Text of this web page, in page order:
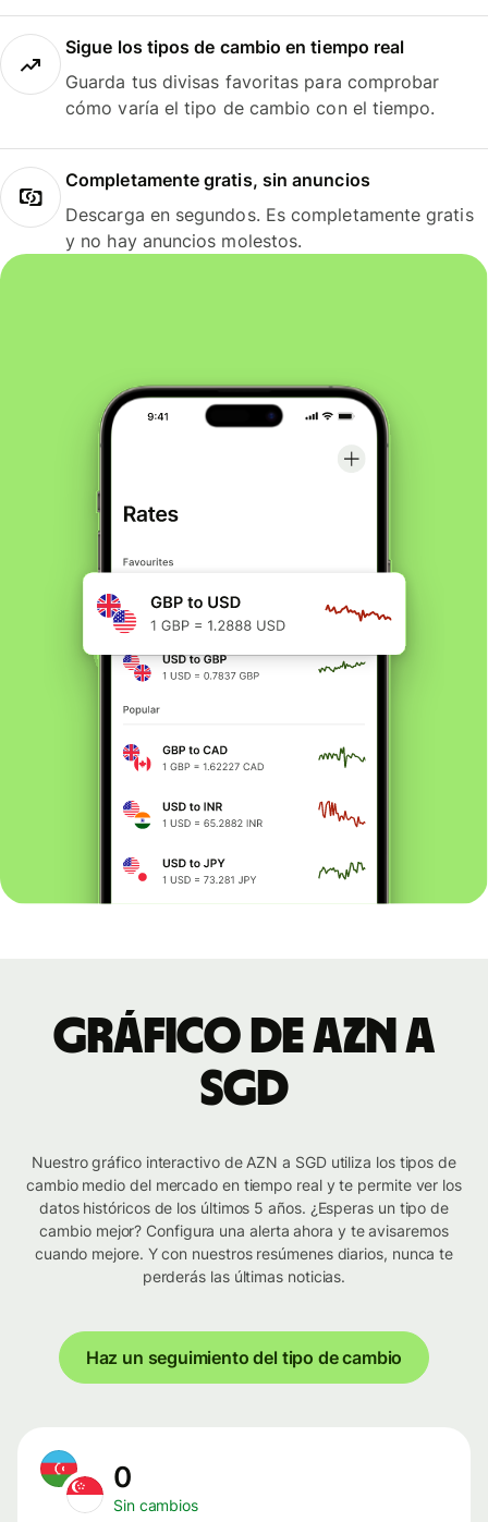
Sigue los tipos de cambio en tiempo real
Guarda tus divisas favoritas para comprobar
cómo varía el tipo de cambio con el tiempo.
Completamente gratis, sin anuncios
Descarga en segundos. Es completamente gratis
y no hay anuncios molestos.
Gráfico de AZN a
SGD
Nuestro gráfico interactivo de AZN a SGD utiliza los tipos de
cambio medio del mercado en tiempo real y te permite ver los
datos históricos de los últimos 5 años. ¿Esperas un tipo de
cambio mejor? Configura una alerta ahora y te avisaremos
cuando mejore. Y con nuestros resúmenes diarios, nunca te
perderás las últimas noticias.
Haz un seguimiento del tipo de cambio
0
Sin cambios